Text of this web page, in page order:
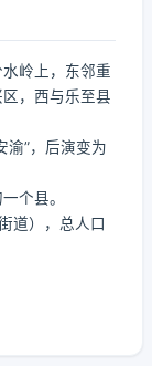
岭上，东邻重
，西与乐至县
渝”，后演变为
个县。
道），总人口